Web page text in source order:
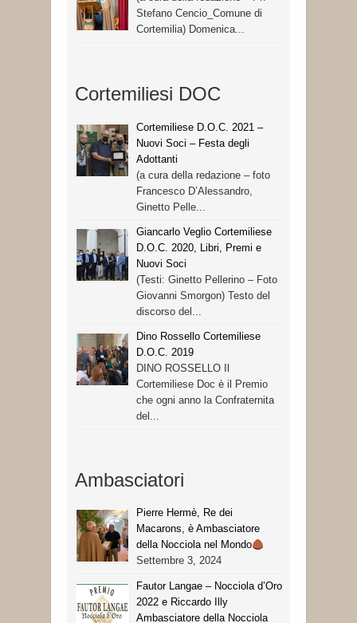
Stefano Cencio_Comune di
Cortemilia) Domenica...
Cortemiliesi DOC
Cortemiliese D.O.C. 2021 –
Nuovi Soci – Festa degli
Adottanti
(a cura della redazione – foto
Francesco D’Alessandro,
Ginetto Pelle...
Giancarlo Veglio Cortemiliese
D.O.C. 2020, Libri, Premi e
Nuovi Soci
(Testi: Ginetto Pellerino – Foto
Giovanni Smorgon) Testo del
discorso del...
Dino Rossello Cortemiliese
D.O.C. 2019
DINO ROSSELLO Il
Cortemiliese Doc è il Premio
che ogni anno la Confraternita
del...
Ambasciatori
Pierre Hermè, Re dei
Macarons, è Ambasciatore
della Nocciola nel Mondo
Settembre 3, 2024
Fautor Langae – Nocciola d’Oro
2022 e Riccardo Illy
Ambasciatore della Nocciola